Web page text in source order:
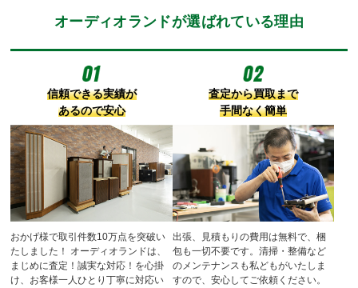
オーディオランドが選ばれている理由
信頼できる実績が
あるので安心
おかげ様で取引件数10万点を突破い
たしました！
オーディオランドは、
まじめに査定！誠実な対応！を心掛
け、お客様一人ひとり丁寧に対応い
査定から買取まで
手間なく簡単
出張、見積もりの費用は無料で、梱
包も一切不要です。清掃・整備など
のメンテナンスも私どもがいたしま
すので、安心してご依頼ください。